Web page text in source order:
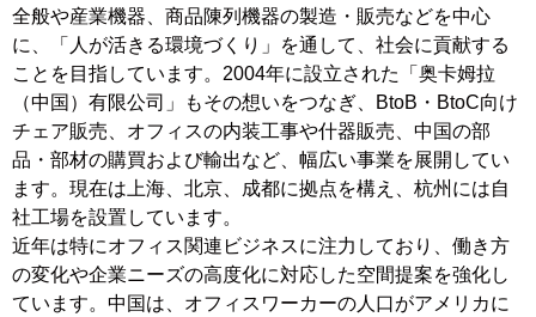
全般や産業機器、商品陳列機器の製造・販売などを中心
に、「人が活きる環境づくり」を通して、社会に貢献する
ことを目指しています。2004年に設立された「奥卡姆拉
（中国）有限公司」もその想いをつなぎ、BtoB・BtoC向け
チェア販売、オフィスの内装工事や什器販売、中国の部
品・部材の購買および輸出など、幅広い事業を展開してい
ます。現在は上海、北京、成都に拠点を構え、杭州には自
社工場を設置しています。
近年は特にオフィス関連ビジネスに注力しており、働き方
の変化や企業ニーズの高度化に対応した空間提案を強化し
ています。中国は、オフィスワーカーの人口がアメリカに